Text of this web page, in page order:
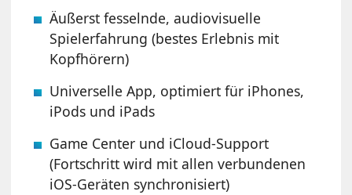
Äußerst fesselnde, audiovisuelle
Spielerfahrung (bestes Erlebnis mit
Kopfhörern)
Universelle App, optimiert für iPhones,
iPods und iPads
Game Center und iCloud-Support
(Fortschritt wird mit allen verbundenen
iOS-Geräten synchronisiert)